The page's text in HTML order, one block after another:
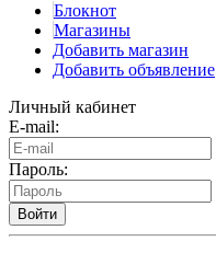
Блокнот
Магазины
Добавить магазин
Добавить объявление
Личный кабинет
E-mail:
Пароль:
Войти